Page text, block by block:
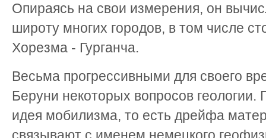
Опираясь на свои измерения, он
широту многих городов, в том числе
Хорезма - Гурганча.
Весьма прогрессивными для своего
Беруни некоторых вопросов геологии.
идея мобилизма, то есть дрейфа